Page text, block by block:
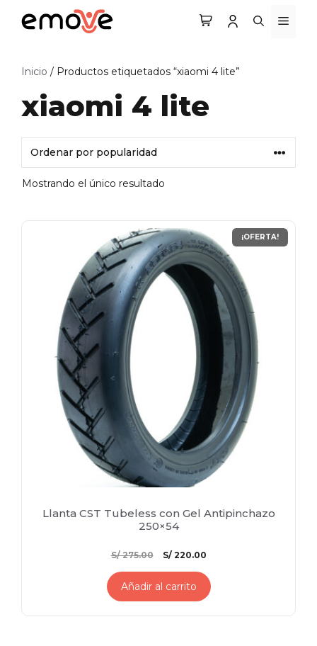
Inicio / Productos etiquetados “xiaomi 4 lite”
xiaomi 4 lite
Mostrando el único resultado
¡OFERTA!
Llanta CST Tubeless con Gel Antipinchazo
250×54
S/275.00
El
original
S/220.00El
actual
es:
Añadir al carrito